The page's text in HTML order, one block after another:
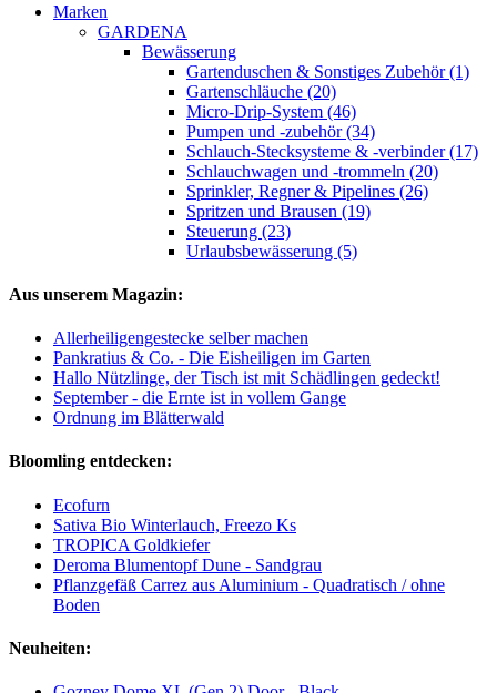
Marken
GARDENA
Bewässerung
Gartenduschen & Sonstiges Zubehör (1)
Gartenschläuche (20)
Micro-Drip-System (46)
Pumpen und -zubehör (34)
Schlauch-Stecksysteme & -verbinder (17)
Schlauchwagen und -trommeln (20)
Sprinkler, Regner & Pipelines (26)
Spritzen und Brausen (19)
Steuerung (23)
Urlaubsbewässerung (5)
Aus unserem Magazin:
Allerheiligengestecke selber machen
Pankratius & Co. - Die Eisheiligen im Garten
Hallo Nützlinge, der Tisch ist mit Schädlingen gedeckt!
September - die Ernte ist in vollem Gange
Ordnung im Blätterwald
Bloomling entdecken:
Ecofurn
Sativa Bio Winterlauch, Freezo Ks
TROPICA Goldkiefer
Deroma Blumentopf Dune - Sandgrau
Pflanzgefäß Carrez aus Aluminium - Quadratisch / ohne
Boden
Neuheiten: